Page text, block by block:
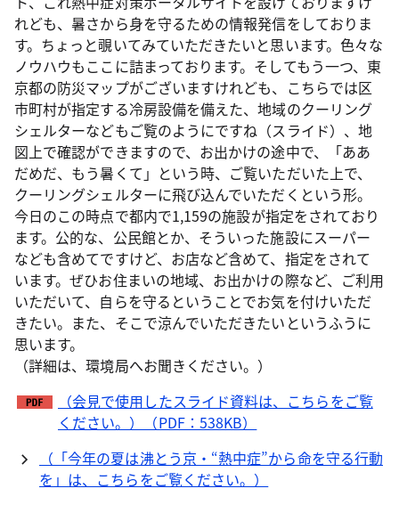
れども、暑さから身を守るための情報発信をしておりま
す。ちょっと覗いてみていただきたいと思います。色々な
ノウハウもここに詰まっております。そしてもう一つ、東
京都の防災マップがございますけれども、こちらでは区
市町村が指定する冷房設備を備えた、地域のクーリング
シェルターなどもご覧のようにですね（スライド）、地
図上で確認ができますので、お出かけの途中で、「ああ
だめだ、もう暑くて」という時、ご覧いただいた上で、
クーリングシェルターに飛び込んでいただくという形。
今日のこの時点で都内で1,159の施設が指定をされており
ます。公的な、公民館とか、そういった施設にスーパー
なども含めてですけど、お店など含めて、指定をされて
います。ぜひお住まいの地域、お出かけの際など、ご利用
いただいて、自らを守るということでお気を付けいただ
きたい。また、そこで涼んでいただきたいというふうに
思います。
（詳細は、環境局へお聞きください。）
（会見で使用したスライド資料は、こちらをご覧
ください。）（PDF：538KB）
（「今年の夏は沸とう京・“熱中症”から命を守る行動
を」は、こちらをご覧ください。）